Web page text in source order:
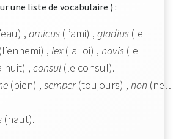
une liste de vocabulaire ) :
, amicus (l’ami) , gladius (le
(l’ennemi) , lex(la loi) , navis (le
nuit) , consul (le consul).
(bien) , semper(toujours) , non
(haut).